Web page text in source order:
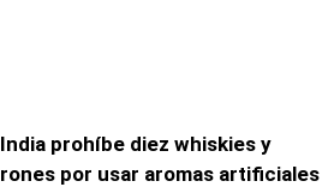
India prohíbe diez whiskies y
rones por usar aromas artificiales